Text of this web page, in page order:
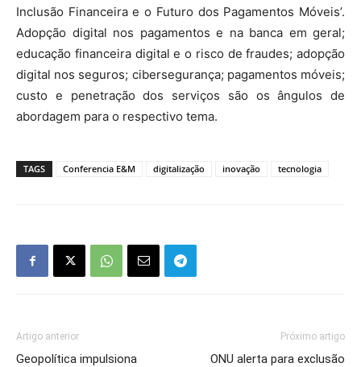
Inclusão Financeira e o Futuro dos Pagamentos Móveis’.
Adopção digital nos pagamentos e na banca em geral;
educação financeira digital e o risco de fraudes; adopção
digital nos seguros; cibersegurança; pagamentos móveis;
custo e penetração dos serviços são os ângulos de
abordagem para o respectivo tema.
TAGS Conferencia E&M digitalização inovação tecnologia
Artigo anterior
Geopolítica impulsiona
Próximo artigo
ONU alerta para exclusão